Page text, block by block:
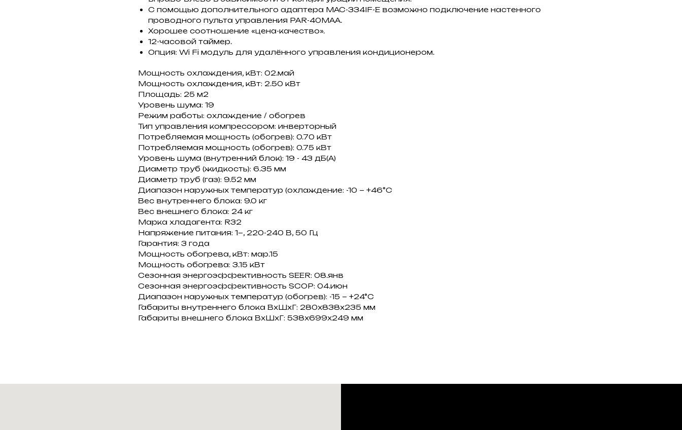
С помощью дополнительного адаптера MAC-334IF-E возможно подключение настенного
проводного пульта управления PAR-40MAA.
Хорошее соотношение «цена-качество».
12-часовой таймер.
Опция: Wi Fi модуль для удалённого управления кондиционером.
Мощность охлаждения, кВт: 02.май
Мощность охлаждения, кВт: 2.50 кВт
Площадь: 25 м2
Уровень шума: 19
Режим работы: охлаждение / обогрев
Тип управления компрессором: инверторный
Потребляемая мощность (обогрев): 0.70 кВт
Потребляемая мощность (обогрев): 0.75 кВт
Уровень шума (внутренний блок): 19 - 43 дБ(А)
Диаметр труб (жидкость): 6.35 мм
Диаметр труб (газ): 9.52 мм
Диапазон наружных температур (охлаждение: -10 ~ +46°C
Вес внутреннего блока: 9.0 кг
Вес внешнего блока: 24 кг
Марка хладагента: R32
Напряжение питания: 1~, 220-240 В, 50 Гц
Гарантия: 3 года
Мощность обогрева, кВт: мар.15
Мощность обогрева: 3.15 кВт
Сезонная энергоэффективность SEER: 08.янв
Сезонная энергоэффективность SCOP: 04.июн
Диапазон наружных температур (обогрев): -15 ~ +24°C
Габариты внутреннего блока ВxШxГ: 280x838x235 мм
Габариты внешнего блока ВxШxГ: 538x699x249 мм